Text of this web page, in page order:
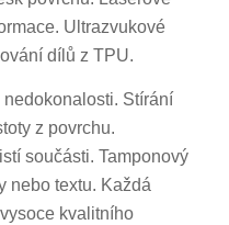
Ultrazvukové
dílů z TPU.
Stírání
z povrchu.
součásti. Tamponový
nebo textu. Každá
kvalitního